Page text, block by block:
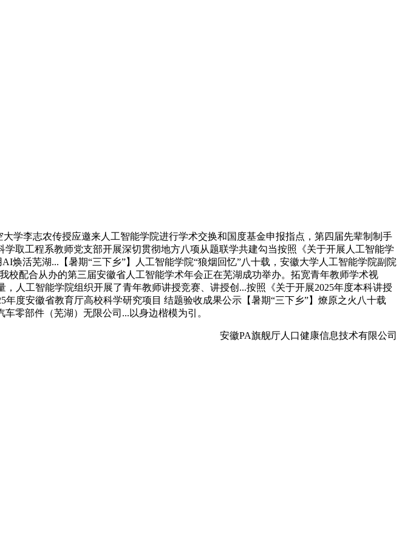
李志农传授应邀来人工智能学院进行学术交换和国度基金申报指点，第四届先辈制制手
取工程系教师党支部开展深切贯彻地方八项从题联学共建勾当按照《关于开展人工智能学
焕活芜湖...【暑期“三下乡”】人工智能学院“狼烟回忆”八十载，安徽大学人工智能学院副院
校配合从办的第三届安徽省人工智能学术年会正在芜湖成功举办。拓宽青年教师学术视
人工智能学院组织开展了青年教师讲授竞赛、讲授创...按照《关于开展2025年度本科讲授
度安徽省教育厅高校科学研究项目 结题验收成果公示【暑期“三下乡”】燎原之火八十载
零部件（芜湖）无限公司...以身边楷模为引。
安徽PA旗舰厅人口健康信息技术有限公司